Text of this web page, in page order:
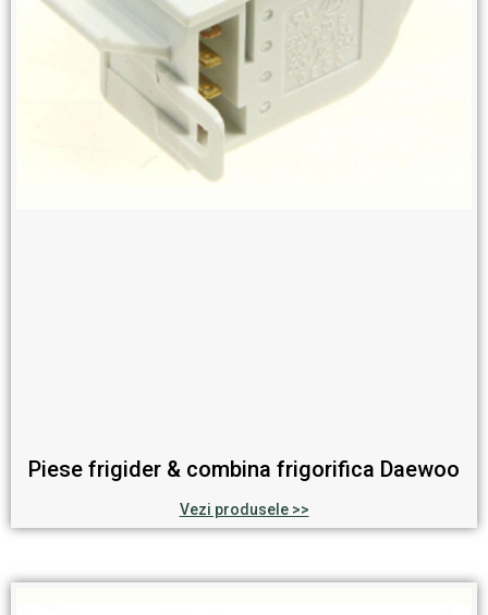
Piese frigider & combina frigorifica Daewoo
Vezi produsele >>